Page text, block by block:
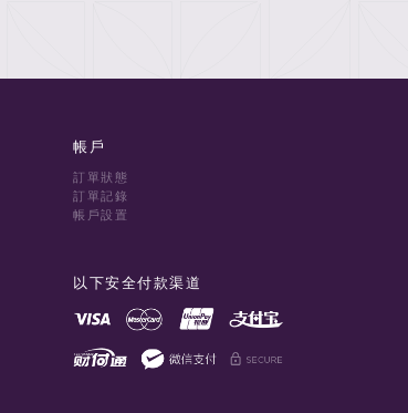
帳戶
訂單狀態
訂單記錄
帳戶設置
以下安全付款渠道